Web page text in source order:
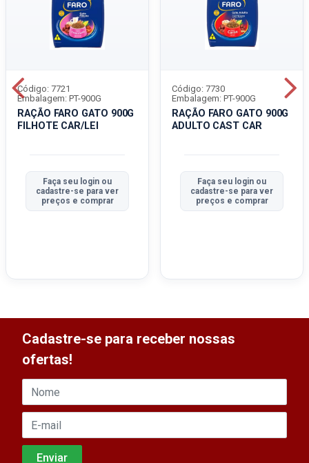
RAÇÃO FARO GATO 900G
FILHOTE CAR/LEI
Código: 7721
Embalagem: PT-900G
Faça seu login ou
cadastre-se para ver
preços e comprar
RAÇÃO FARO GATO 900G
ADULTO CAST CAR
Código: 7730
Embalagem: PT-900G
Faça seu login ou
cadastre-se para ver
preços e comprar
Cadastre-se para receber nossas
ofertas!